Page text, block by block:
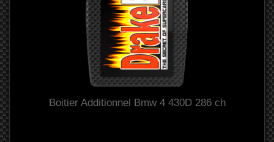
Boitier Additionnel Bmw 4 430D 286 ch